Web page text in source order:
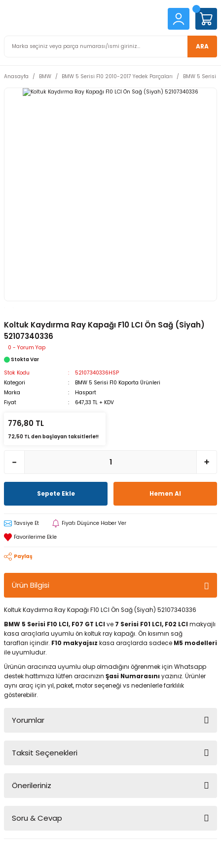
ARA
Anasayfa BMW BMW 5 Serisi F10 2010-2017 Yedek Parçaları BMW 5 Serisi
Koltuk Kaydırma Ray Kapağı F10 LCI Ön Sağ (Siyah)
52107340336
0 - Yorum Yap
Stokta Var
Stok Kodu
52107340336HSP
Kategori
BMW 5 Serisi F10 Kaporta Ürünleri
Marka
Haspart
Fiyat
647,33 TL + KDV
776,80 TL
72,50 TL den başlayan taksitlerle!!
Sepete Ekle Hemen Al
Tavsiye Et Fiyatı Düşünce Haber Ver
Paylaş
Ürün Bilgisi
Koltuk Kaydırma Ray Kapağı F10 LCI Ön Sağ (Siyah) 52107340336
BMW 5 Serisi F10 LCI, F07 GT LCI ve 7 Serisi F01 LCI, F02 LCI makyajlı
kasa araçlarla uyumlu ön koltuk ray kapağı. Ön kısımın sağ
tarafları içindir. F10 makyajsız kasa araçlarda sadece M5 modelleri
ile uyumludur.
Ürünün aracınıza uyumlu olup olmadığını öğrenmek için Whatsapp
destek hattımıza lütfen aracınızın Şasi Numarasını yazınız. Ürünler
aynı araç için yıl, paket, motor seçeneği vs nedenlerle farklılık
gösterebilir.
Yorumlar
Taksit Seçenekleri
Önerileriniz
konularda yetersiz gördüğünüz noktaları öneri formunu kullanarak
Soru & Cevap